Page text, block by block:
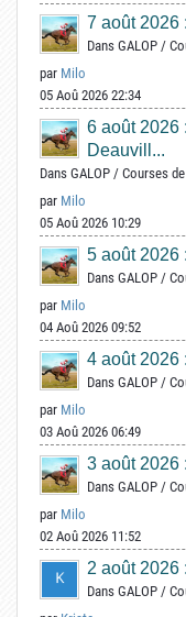
7 août 2026
Dans GALOP /
par Milo
05 Aoû 2026 22:34
6 août 2026
Deauvill...
Dans GALOP / Courses
par Milo
05 Aoû 2026 10:29
5 août 2026
Dans GALOP /
par Milo
04 Aoû 2026 09:52
4 août 2026
Dans GALOP /
par Milo
03 Aoû 2026 06:49
3 août 2026
Dans GALOP /
par Milo
02 Aoû 2026 11:52
2 août 2026
Dans GALOP /